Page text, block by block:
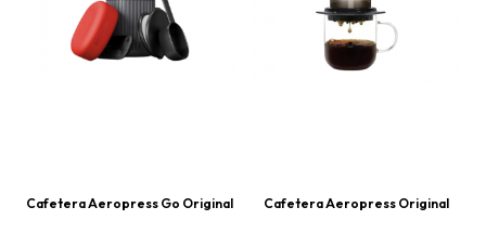
Cafetera Aeropress Go Original Cafetera Aeropress Original